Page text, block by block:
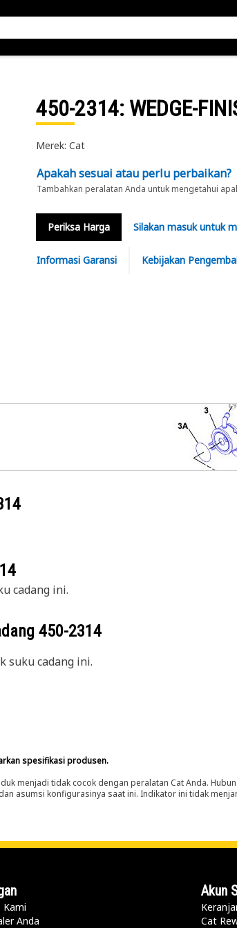
450-2314: WEDGE-
Merek: Cat
Apakah sesuai atau perlu perbaikan?
Tambahkan peralatan Anda untuk mengetahui
Periksa Harga Silakan masuk untuk
Informasi Garansi Kebijakan
cadang ini.
450-2314
suku cadang ini.
spesifikasi produsen.
menjadi tidak cocok dengan peralatan Cat Anda.
asumsi konfigurasinya saat ini. Indikator ini tidak
Kami
Anda
Akun
Cat